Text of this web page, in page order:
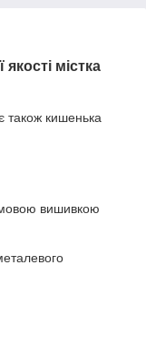
містка
також кишенька
вишивкою